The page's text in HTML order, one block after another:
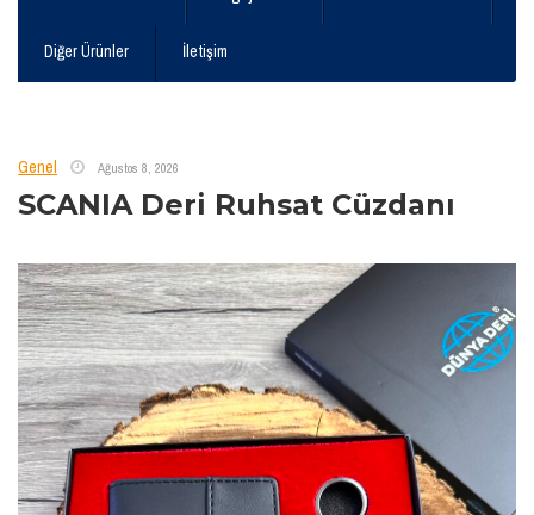
Diğer Ürünler İletişim
Genel Ağustos 8, 2026
SCANIA Deri Ruhsat Cüzdanı